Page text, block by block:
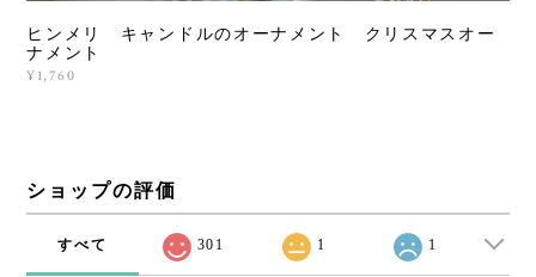
ヒンメリ キャンドルのオーナメント クリスマスオー
ナメント
¥1,760
ショップの評価
すべて 301 1 1